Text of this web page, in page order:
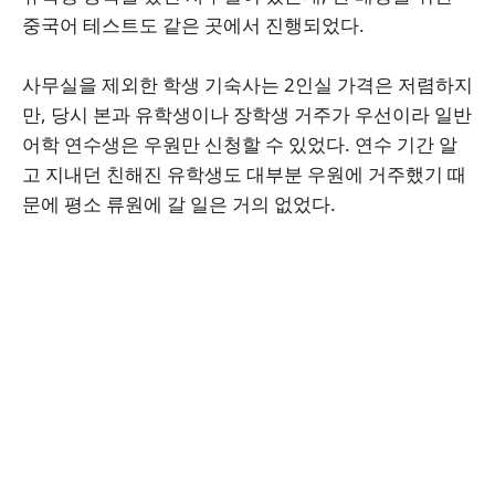
중국어 테스트도 같은 곳에서 진행되었다.
사무실을 제외한 학생 기숙사는 2인실 가격은 저렴하지
만, 당시 본과 유학생이나 장학생 거주가 우선이라 일반
어학 연수생은 우원만 신청할 수 있었다. 연수 기간 알
고 지내던 친해진 유학생도 대부분 우원에 거주했기 때
문에 평소 류원에 갈 일은 거의 없었다.